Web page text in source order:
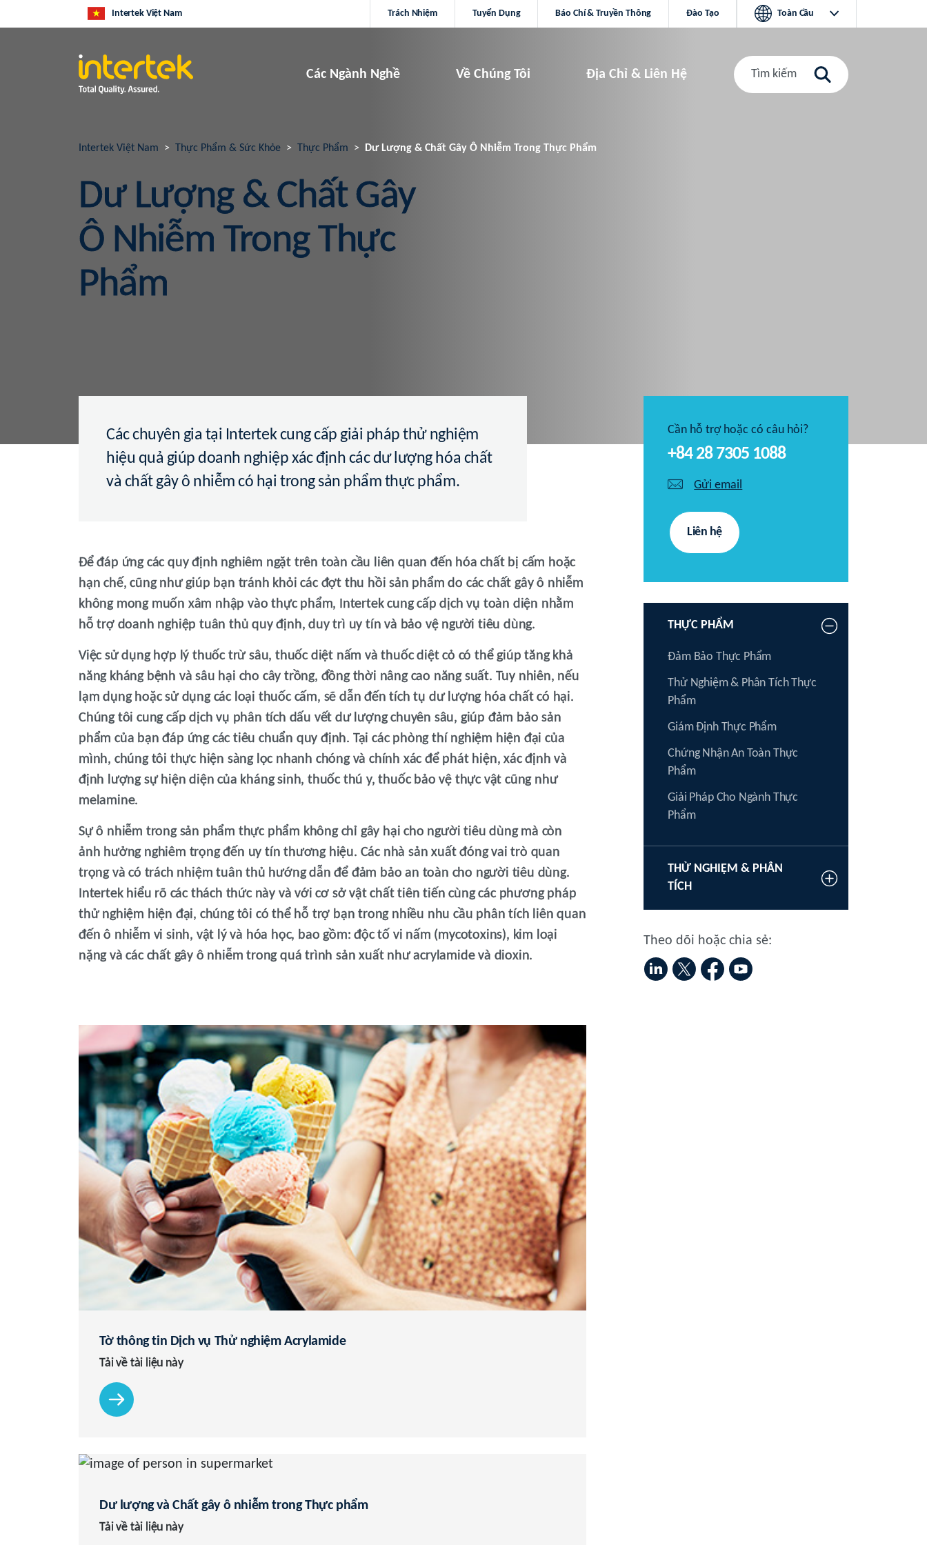
Các Ngành Nghề Về Chúng Tôi Địa Chỉ & Liên Hệ
Intertek Việt Nam Trách Nhiệm Tuyển Dụng Báo Chí & Truyền Thông Đào Tạo Toàn Cầu
Tìm kiếm
Intertek Việt Nam Thực Phẩm & Sức Khỏe Thực Phẩm Dư Lượng & Chất Gây Ô Nhiễm Trong Thực Phẩm
Dư Lượng & Chất Gây
Ô Nhiễm Trong Thực
Phẩm
Các chuyên gia tại Intertek cung cấp giải pháp thử nghiệm
hiệu quả giúp doanh nghiệp xác định các dư lượng hóa chất
và chất gây ô nhiễm có hại trong sản phẩm thực phẩm.
Để đáp ứng các quy định nghiêm ngặt trên toàn cầu liên quan đến hóa chất bị cấm hoặc
hạn chế, cũng như giúp bạn tránh khỏi các đợt thu hồi sản phẩm do các chất gây ô nhiễm
không mong muốn xâm nhập vào thực phẩm, Intertek cung cấp dịch vụ toàn diện nhằm
hỗ trợ doanh nghiệp tuân thủ quy định, duy trì uy tín và bảo vệ người tiêu dùng.
Việc sử dụng hợp lý thuốc trừ sâu, thuốc diệt nấm và thuốc diệt cỏ có thể giúp tăng khả
năng kháng bệnh và sâu hại cho cây trồng, đồng thời nâng cao năng suất. Tuy nhiên, nếu
lạm dụng hoặc sử dụng các loại thuốc cấm, sẽ dẫn đến tích tụ dư lượng hóa chất có hại.
Chúng tôi cung cấp dịch vụ phân tích dấu vết dư lượng chuyên sâu, giúp đảm bảo sản
phẩm của bạn đáp ứng các tiêu chuẩn quy định. Tại các phòng thí nghiệm hiện đại của
mình, chúng tôi thực hiện sàng lọc nhanh chóng và chính xác để phát hiện, xác định và
định lượng sự hiện diện của kháng sinh, thuốc thú y, thuốc bảo vệ thực vật cũng như
melamine.
Sự ô nhiễm trong sản phẩm thực phẩm không chỉ gây hại cho người tiêu dùng mà còn
ảnh hưởng nghiêm trọng đến uy tín thương hiệu. Các nhà sản xuất đóng vai trò quan
trọng và có trách nhiệm tuân thủ hướng dẫn để đảm bảo an toàn cho người tiêu dùng.
Intertek hiểu rõ các thách thức này và với cơ sở vật chất tiên tiến cùng các phương pháp
thử nghiệm hiện đại, chúng tôi có thể hỗ trợ bạn trong nhiều nhu cầu phân tích liên quan
đến ô nhiễm vi sinh, vật lý và hóa học, bao gồm: độc tố vi nấm (mycotoxins), kim loại
nặng và các chất gây ô nhiễm trong quá trình sản xuất như acrylamide và dioxin.
Tờ thông tin Dịch vụ Thử nghiệm Acrylamide
Tải về tài liệu này
Dư lượng và Chất gây ô nhiễm trong Thực phẩm
Tải về tài liệu này
Cần hỗ trợ hoặc có câu hỏi?
+84 28 7305 1088
Gửi email
Liên hệ
THỰC PHẨM
Đảm Bảo Thực Phẩm
Thử Nghiệm & Phân Tích Thực
Phẩm
Giám Định Thực Phẩm
Chứng Nhận An Toàn Thực
Phẩm
Giải Pháp Cho Ngành Thực
Phẩm
THỬ NGHIỆM & PHÂN
TÍCH
Theo dõi hoặc chia sẻ: